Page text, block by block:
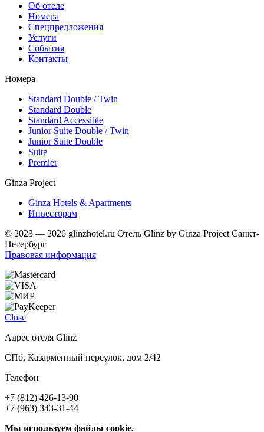
Об отеле
Номера
Спецпредложения
Услуги
События
Контакты
Номера
Standard Double / Twin
Standard Double
Standard Accessible
Junior Suite Double / Twin
Junior Suite Double
Suite
Premier
Ginza Project
Ginza Hotels & Apartments
Инвесторам
© 2023 — 2026 glinzhotel.ru Отель Glinz by Ginza Project Санкт-
Петербург
Правовая информация
Close
Адрес отеля Glinz
СПб, Казарменный переулок, дом 2/42
Телефон
+7 (812) 426-13-90
+7 (963) 343-31-44
Мы используем файлы cookie.